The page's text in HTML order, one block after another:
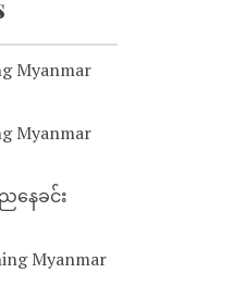
Myanmar
Myanmar
ေခင်း
Myanmar